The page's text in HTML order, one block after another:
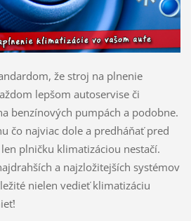
že stroj na plnenie
lepšom autoservise či
benzínových pumpách a podobne.
čo najviac dole a predháňať pred
plničku klimatizáciou nestačí.
a najzložitejších systémov
nielen vedieť klimatizáciu